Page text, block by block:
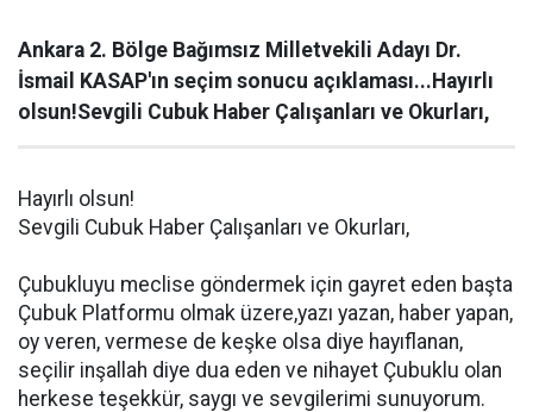
Ankara 2. Bölge Bağımsız Milletvekili Adayı Dr.
İsmail KASAP'ın seçim sonucu açıklaması...Hayırlı
olsun!Sevgili Cubuk Haber Çalışanları ve Okurları,
Hayırlı olsun!
Sevgili Cubuk Haber Çalışanları ve Okurları,
Çubukluyu meclise göndermek için gayret eden başta
Çubuk Platformu olmak üzere,yazı yazan, haber yapan,
oy veren, vermese de keşke olsa diye hayıflanan,
seçilir inşallah diye dua eden ve nihayet Çubuklu olan
herkese teşekkür, saygı ve sevgilerimi sunuyorum.